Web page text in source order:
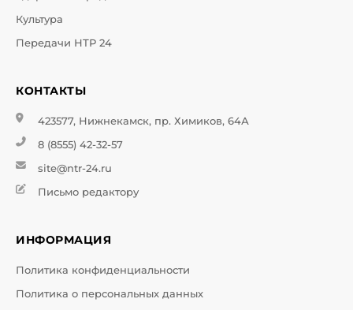
Культура
Передачи НТР 24
КОНТАКТЫ
423577, Нижнекамск, пр. Химиков, 64А
8 (8555) 42-32-57
site@ntr-24.ru
Письмо редактору
ИНФОРМАЦИЯ
Политика конфиденциальности
Политика о персональных данных